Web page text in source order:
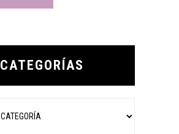
CATEGORÍAS